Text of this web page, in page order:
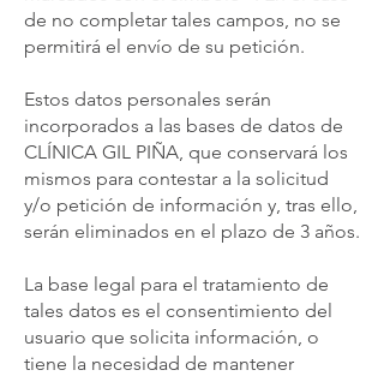
de no completar tales campos, no se
permitirá el envío de su petición.
Estos datos personales serán
incorporados a las bases de datos de
CLÍNICA GIL PIÑA, que conservará los
mismos para contestar a la solicitud
y/o petición de información y, tras ello,
serán eliminados en el plazo de 3 años.
La base legal para el tratamiento de
tales datos es el consentimiento del
usuario que solicita información, o
tiene la necesidad de mantener